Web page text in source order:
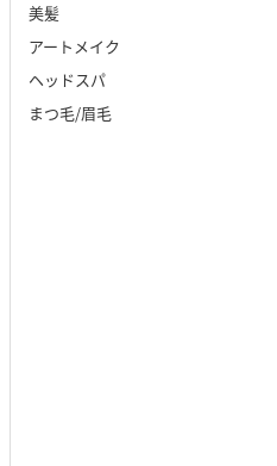
美髪
アートメイク
ヘッドスパ
まつ毛/眉毛